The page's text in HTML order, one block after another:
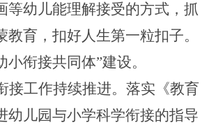
等幼儿能理解接受的方式，抓
教育，扣好人生第一粒扣子。
小衔接共同体”建设。
接工作持续推进。落实《教育
幼儿园与小学科学衔接的指导